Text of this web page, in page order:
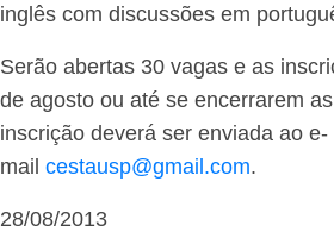
inglês com discussões em
Serão abertas 30 vagas e as
de agosto ou até se encerrarem
inscrição deverá ser enviada ao e-
mail cestausp@gmail.com.
28/08/2013